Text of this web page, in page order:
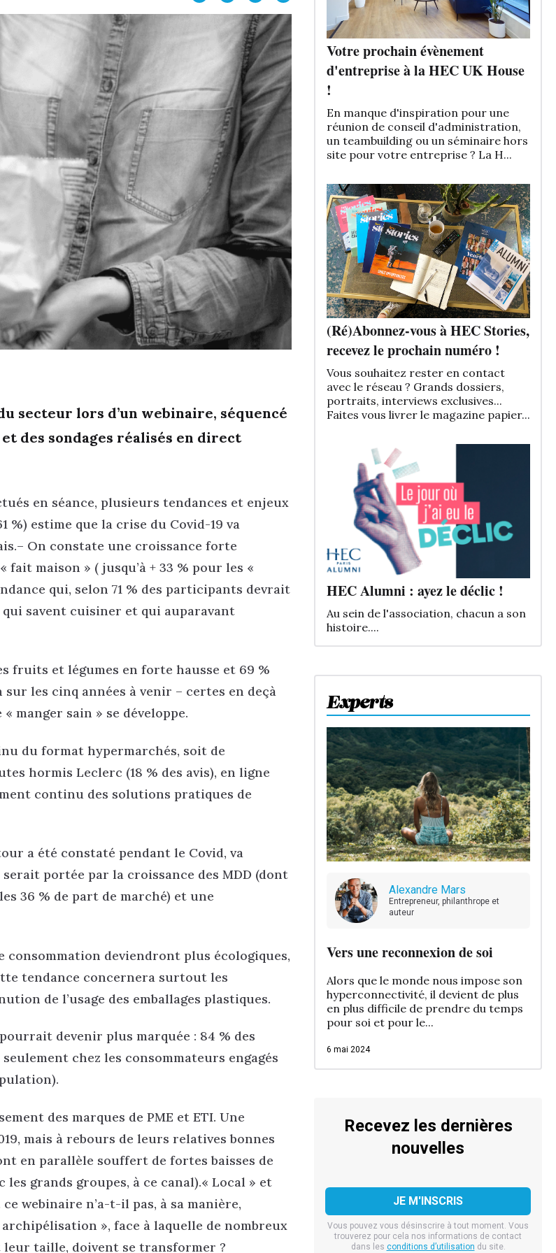
secteur lors d’un webinaire, séquencé
des sondages réalisés en direct
en séance, plusieurs tendances et enjeux
estime que la crise du Covid-19 va
On constate une croissance forte
maison » ( jusqu’à + 33 % pour les «
qui, selon 71 % des participants devrait
savent cuisiner et qui auparavant
fruits et légumes en forte hausse et 69 %
les cinq années à venir – certes en deçà
manger sain » se développe.
du format hypermarchés, soit de
hormis Leclerc (18 % des avis), en ligne
continu des solutions pratiques de
a été constaté pendant le Covid, va
portée par la croissance des MDD (dont
36 % de part de marché) et une
deviendront plus écologiques,
tendance concernera surtout les
de l’usage des emballages plastiques.
devenir plus marquée : 84 % des
chez les consommateurs engagés
des marques de PME et ETI. Une
mais à rebours de leurs relatives bonnes
en parallèle souffert de fortes baisses de
grands groupes, à ce canal).« Local » et
webinaire n’a-t-il pas, à sa manière,
», face à laquelle de nombreux
leur taille, doivent se transformer ?
Experts
Alexandre Mars
Entrepreneur, philanthrope et
auteur
Vers une reconnexion de soi
Alors que le monde nous impose son
hyperconnectivité, il devient de plus
en plus difficile de prendre du temps
pour soi et pour le...
6 mai 2024
Recevez les dernières
nouvelles
Vous pouvez vous désinscrire à tout moment. Vous
trouverez pour cela nos informations de contact
dans les conditions d’utilisation du site.
Votre prochain évènement
d'entreprise à la HEC UK House
!
En manque d'inspiration pour une
réunion de conseil d'administration,
un teambuilding ou un séminaire hors
site pour votre entreprise ? La H...
(Ré)Abonnez-vous à HEC Stories,
recevez le prochain numéro !
Vous souhaitez rester en contact
avec le réseau ? Grands dossiers,
portraits, interviews exclusives...
Faites vous livrer le magazine papier...
HEC Alumni : ayez le déclic !
Au sein de l'association, chacun a son
histoire....